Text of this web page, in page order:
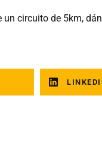
circuito de 5km,